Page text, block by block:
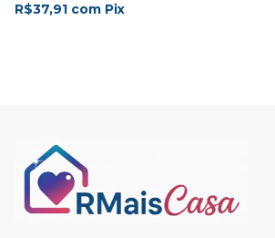
R$37,91 com Pix